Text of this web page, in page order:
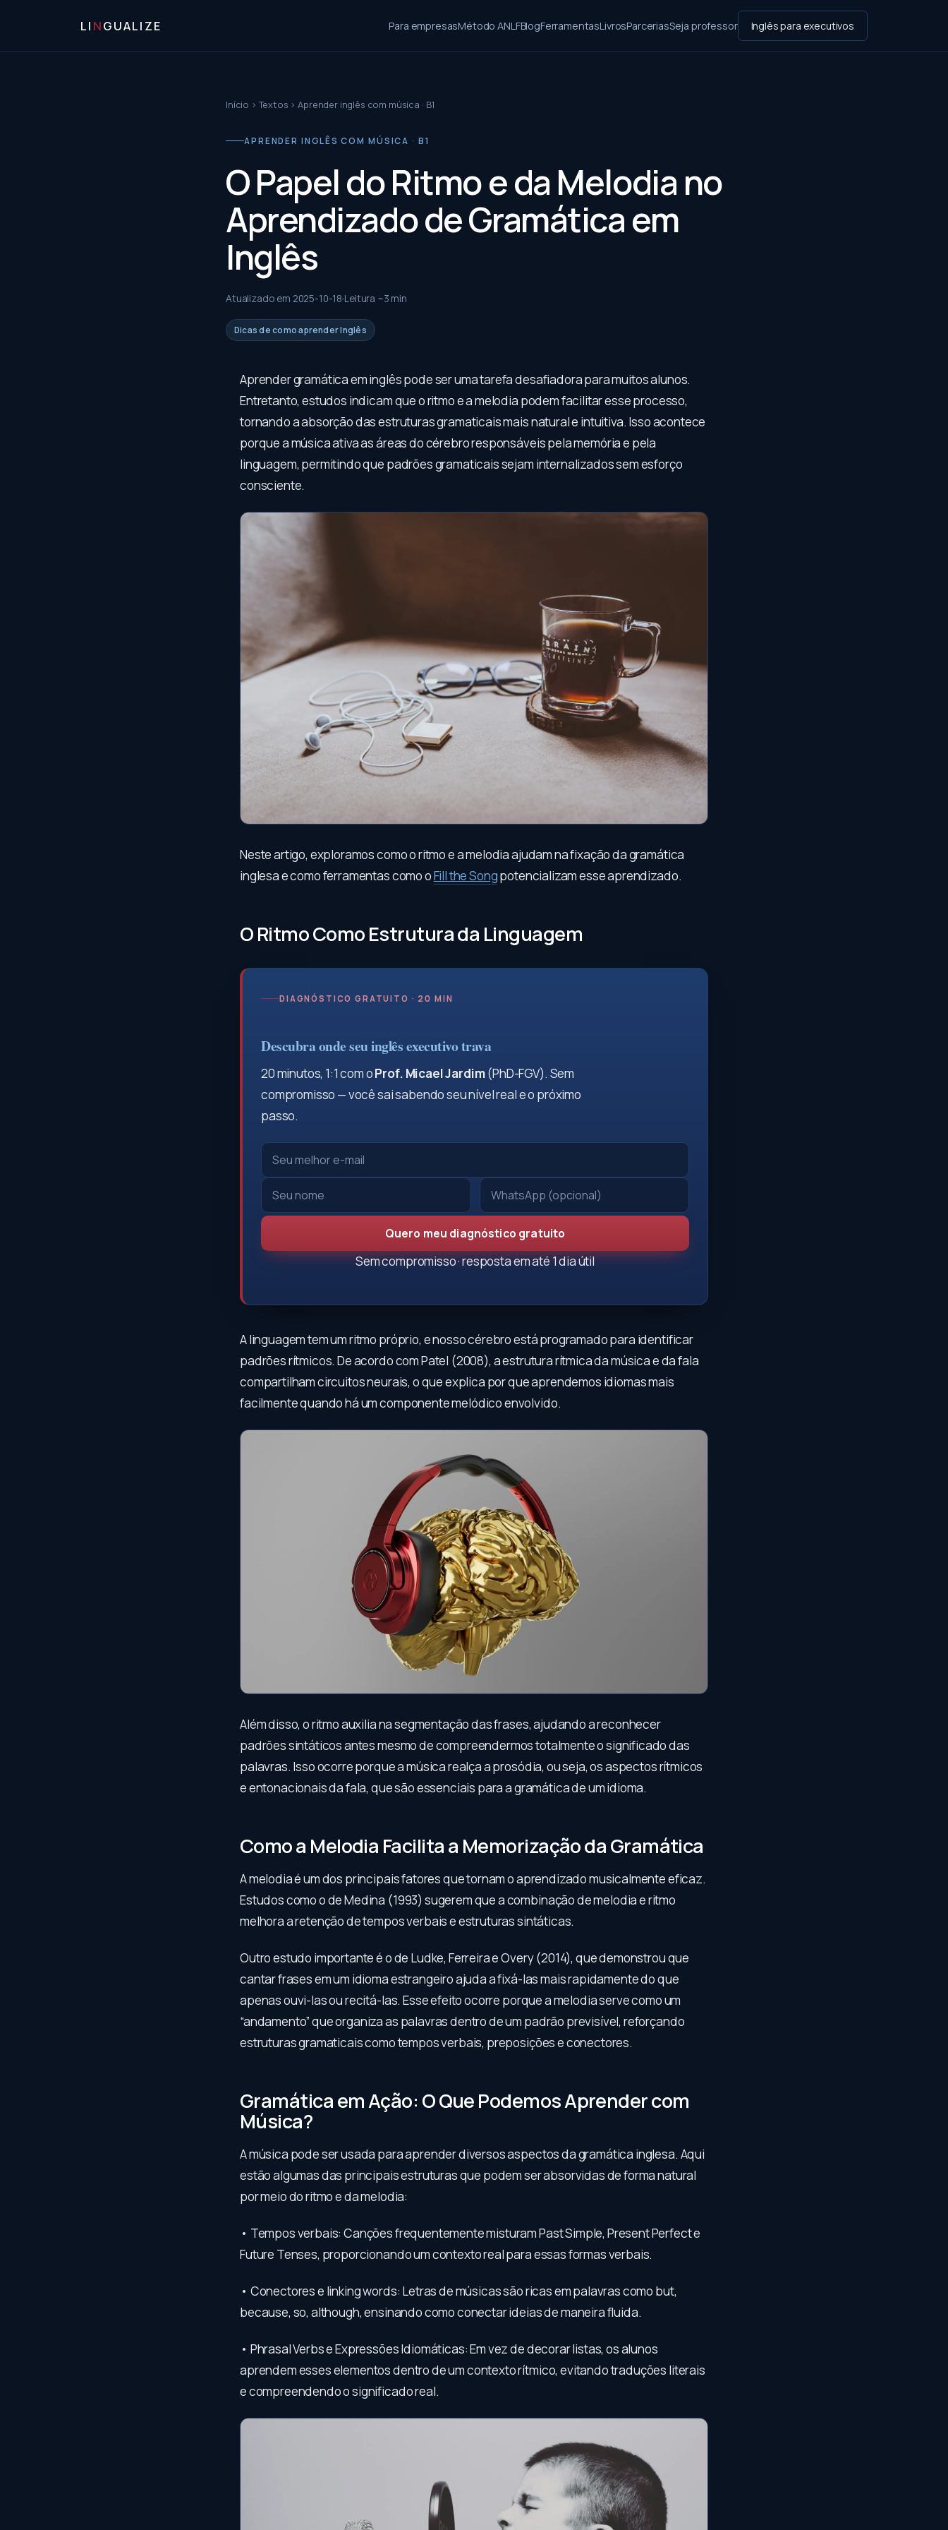
LI NGUALIZE Para empresasMétodo ANLFBlogFerramentasLivrosParceriasSeja professor Inglês para executivos
Início ›Textos ›Aprender inglês com música · B1
APRENDER INGLÊS COM MÚSICA · B1
O Papel do Ritmo e da Melodia no
Aprendizado de Gramática em
Inglês
Atualizado em 2025-10-18 Leitura ~3 min
Dicas de como aprender Inglês
Aprender gramática em inglês pode ser uma tarefa desafiadora para muitos alunos.
Entretanto, estudos indicam que o ritmo e a melodia podem facilitar esse processo,
tornando a absorção das estruturas gramaticais mais natural e intuitiva. Isso acontece
porque a música ativa as áreas do cérebro responsáveis pela memória e pela
linguagem, permitindo que padrões gramaticais sejam internalizados sem esforço
consciente.
Neste artigo, exploramos como o ritmo e a melodia ajudam na fixação da gramática
inglesa e como ferramentas como oFill the Songpotencializam esse aprendizado.
O Ritmo Como Estrutura da Linguagem
DIAGNÓSTICO GRATUITO · 20 MIN
Descubra onde seu inglês executivo trava
20 minutos, 1:1 com oProf. Micael Jardim(PhD-FGV). Sem
compromisso — você sai sabendo seu nível real e o próximo
passo.
Quero meu diagnóstico gratuito
Sem compromisso · resposta em até 1 dia útil
A linguagem tem um ritmo próprio, e nosso cérebro está programado para identificar
padrões rítmicos. De acordo com Patel (2008), a estrutura rítmica da música e da fala
compartilham circuitos neurais, o que explica por que aprendemos idiomas mais
facilmente quando há um componente melódico envolvido.
Além disso, o ritmo auxilia na segmentação das frases, ajudando a reconhecer
padrões sintáticos antes mesmo de compreendermos totalmente o significado das
palavras. Isso ocorre porque a música realça a prosódia, ou seja, os aspectos rítmicos
e entonacionais da fala, que são essenciais para a gramática de um idioma.
Como a Melodia Facilita a Memorização da Gramática
A melodia é um dos principais fatores que tornam o aprendizado musicalmente eficaz.
Estudos como o de Medina (1993) sugerem que a combinação de melodia e ritmo
melhora a retenção de tempos verbais e estruturas sintáticas.
Outro estudo importante é o de Ludke, Ferreira e Overy (2014), que demonstrou que
cantar frases em um idioma estrangeiro ajuda a fixá-las mais rapidamente do que
apenas ouvi-las ou recitá-las. Esse efeito ocorre porque a melodia serve como um
“andamento” que organiza as palavras dentro de um padrão previsível, reforçando
estruturas gramaticais como tempos verbais, preposições e conectores.
Gramática em Ação: O Que Podemos Aprender com
Música?
A música pode ser usada para aprender diversos aspectos da gramática inglesa. Aqui
estão algumas das principais estruturas que podem ser absorvidas de forma natural
por meio do ritmo e da melodia:
• Tempos verbais: Canções frequentemente misturam Past Simple, Present Perfect e
Future Tenses, proporcionando um contexto real para essas formas verbais.
• Conectores e linking words: Letras de músicas são ricas em palavras como but,
because, so, although, ensinando como conectar ideias de maneira fluida.
• Phrasal Verbs e Expressões Idiomáticas: Em vez de decorar listas, os alunos
aprendem esses elementos dentro de um contexto rítmico, evitando traduções literais
e compreendendo o significado real.